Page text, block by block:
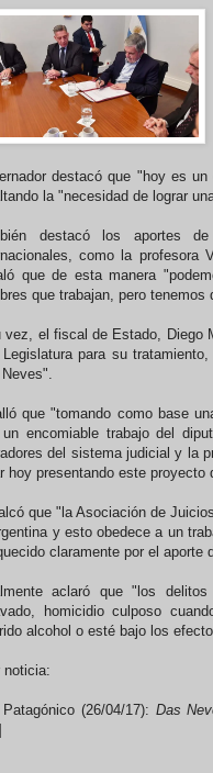
destacó que "hoy es
la "necesidad de lograr
destacó los aportes
como la profesora
que de esta manera
que trabajan, pero
vez, el fiscal de Estado, Diego
para su
que "tomando como base
encomiable trabajo del
del sistema judicial y la
hoy presentando este proyecto
que "la Asociación de
y esto obedece a un
claramente por el aporte
aclaró que "los
homicidio culposo
alcohol o esté bajo los
noticia:
(26/04/17): Das